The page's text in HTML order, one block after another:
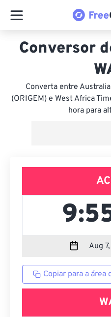
Conversor
Converta entre
(ORIGEM) e West Africa
hora para
Copiar para a área